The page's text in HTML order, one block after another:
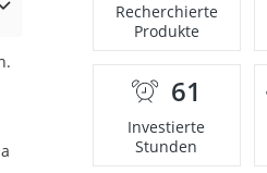
Recherchierte
Produkte
61
Investierte
Stunden